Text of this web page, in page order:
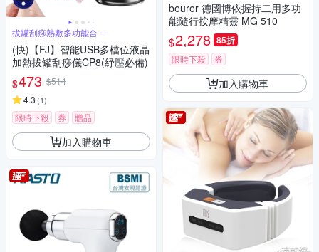
拔罐刮痧熱敷多功能合一
(快)【FJ】智能USB多檔位液晶
加熱拔罐刮痧儀CP8(紓壓必備)
$473 $514
4.3 (1)
限時下殺 券 贈品
加入購物車
beurer 德國博依握持二用多功
能隨行按摩精靈 MG 510
$2,278 85折
限時下殺 券
加入購物車